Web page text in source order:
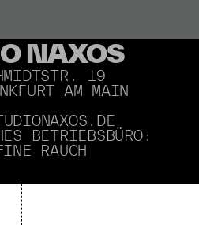
NAXOS
19
AM MAIN
BETRIEBSBÜRO:
RAUCH